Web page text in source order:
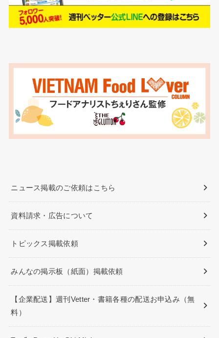
ニュース掲載のご依頼はこちら
資料請求・広告について
トピックス掲載依頼
みんなの掲示板（紙面）掲載依頼
【企業配送】週刊Vetter・書籍各種の配送お申込み（無
料）